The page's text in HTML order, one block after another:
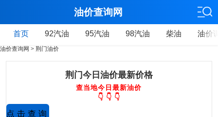
油价查询网
首页 92汽油 95汽油 98汽油 柴油 油价
油价查询网 > 荆门油价
荆门今日油价最新价格
查当地今日最新油价
👇 👇 👇